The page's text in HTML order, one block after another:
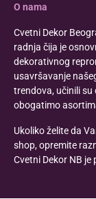
O nama
Cvetni Dekor
radnja čija je
dekorativnog
usavršavanje
trendova, učinili
obogatimo
Ukoliko želite da
shop, opremite
Cvetni Dekor NB je